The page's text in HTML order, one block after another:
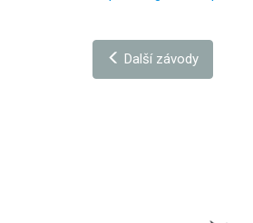
Další závody